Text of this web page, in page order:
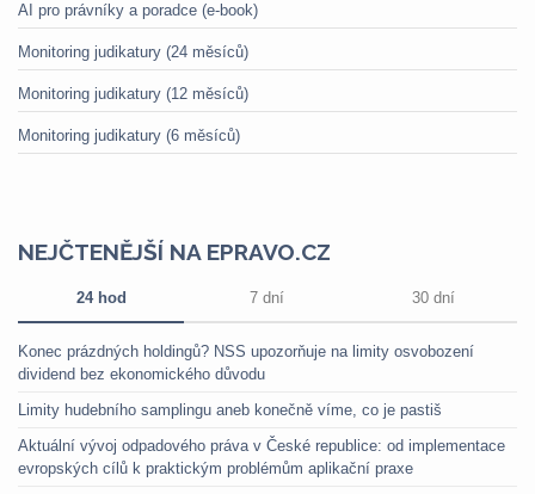
AI pro právníky a poradce (e-book)
Monitoring judikatury (24 měsíců)
Monitoring judikatury (12 měsíců)
Monitoring judikatury (6 měsíců)
NEJČTENĚJŠÍ NA EPRAVO.CZ
24 hod 7 dní 30 dní
Konec prázdných holdingů? NSS upozorňuje na limity osvobození
dividend bez ekonomického důvodu
Limity hudebního samplingu aneb konečně víme, co je pastiš
Aktuální vývoj odpadového práva v České republice: od implementace
evropských cílů k praktickým problémům aplikační praxe